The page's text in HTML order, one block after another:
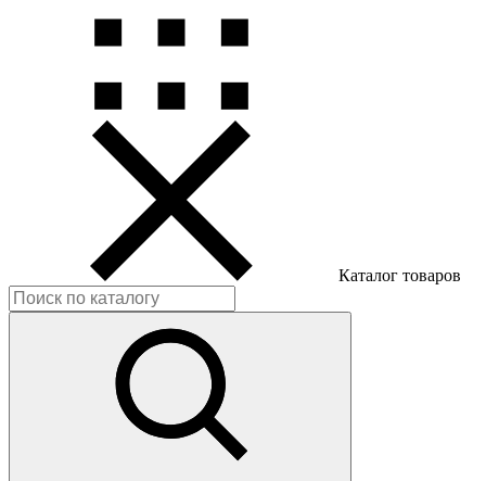
Каталог товаров